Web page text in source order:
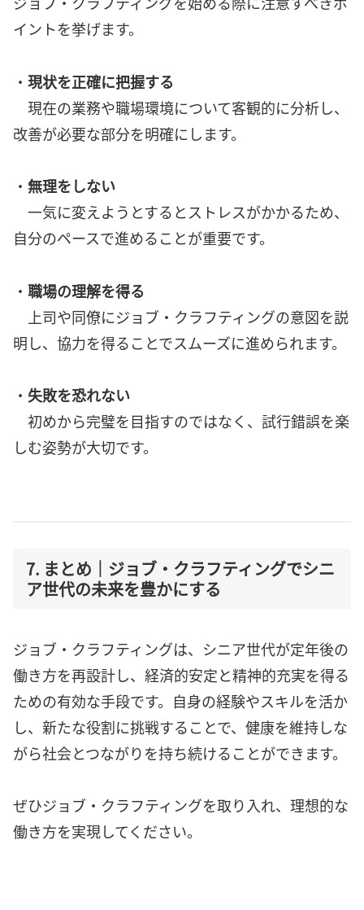
イントを挙げます。
・ 現状を正確に把握する
現在の業務や職場環境について客観的に分析し、
改善が必要な部分を明確にします。
・ 無理をしない
一気に変えようとするとストレスがかかるため、
自分のペースで進めることが重要です。
・ 職場の理解を得る
上司や同僚にジョブ・クラフティングの意図を説
明し、協力を得ることでスムーズに進められます。
・ 失敗を恐れない
初めから完璧を目指すのではなく、試行錯誤を楽
しむ姿勢が大切です。
7. まとめ｜ジョブ・クラフティングでシニ
ア世代の未来を豊かにする
ジョブ・クラフティングは、シニア世代が定年後の
働き方を再設計し、経済的安定と精神的充実を得る
ための有効な手段です。自身の経験やスキルを活か
し、新たな役割に挑戦することで、健康を維持しな
がら社会とつながりを持ち続けることができます。
ぜひジョブ・クラフティングを取り入れ、理想的な
働き方を実現してください。